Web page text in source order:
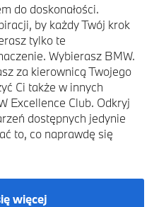
do doskonałości.
by każdy Twój krok
tylko te
Wybierasz BMW.
za kierownicą Twojego
Ci także w innych
Excellence Club. Odkryj
dostępnych jedynie
to, co naprawdę się
więcej